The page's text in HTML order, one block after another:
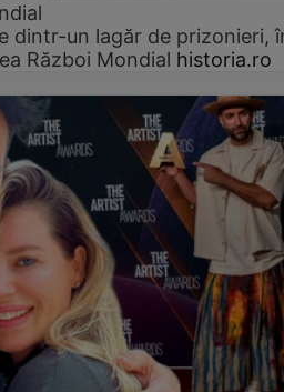
dintr-un lagăr de prizonieri,
Război Mondial historia.ro